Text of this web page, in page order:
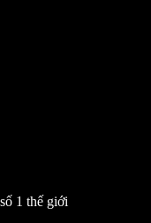
1 thế giới